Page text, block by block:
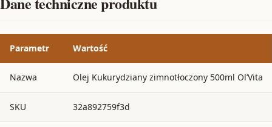
Parametr Wartość
Nazwa Olej Kukurydziany zimnotłoczony 500ml Ol’Vita
SKU 32a892759f3d